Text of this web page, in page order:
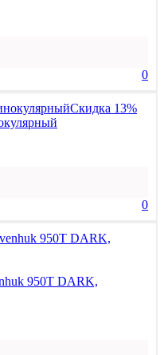
0
Скидка 13%
0
950T DARK,